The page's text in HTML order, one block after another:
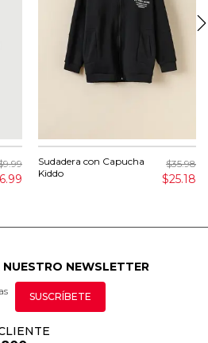
Sudadera con Capucha
Kiddo
$35.98
$25.18
NEWSLETTER
SUSCRÍBETE